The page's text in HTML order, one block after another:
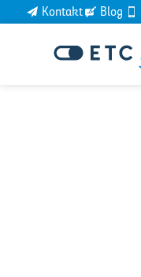
Kontakt Blog